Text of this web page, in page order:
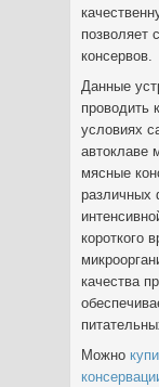
позволяет
консервов.
Данные
проводить
условиях
автоклаве
мясные
различных
короткого
качества
Можно